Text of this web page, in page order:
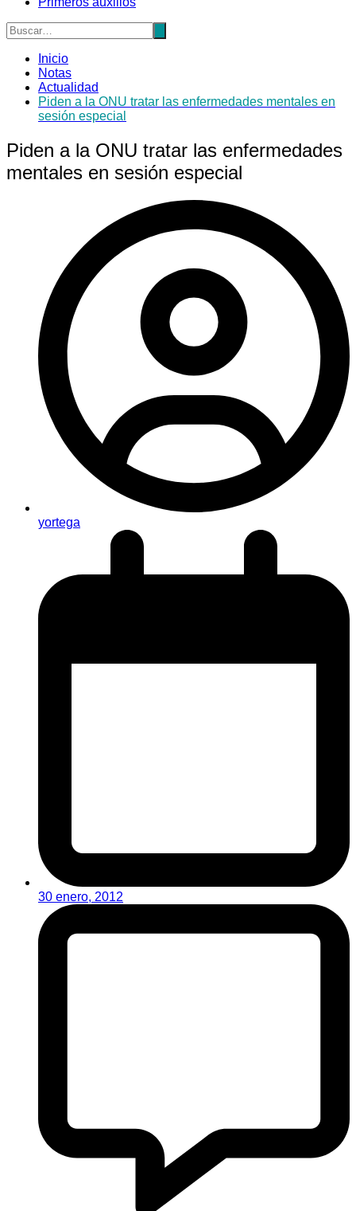
Inicio
Notas
Actualidad
Piden a la ONU tratar las enfermedades mentales en
sesión especial
Piden a la ONU tratar las enfermedades
mentales en sesión especial
yortega
30 enero, 2012